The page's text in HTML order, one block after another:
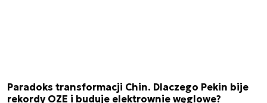
Paradoks transformacji Chin. Dlaczego Pekin bije
rekordy OZE i buduje elektrownie węglowe?